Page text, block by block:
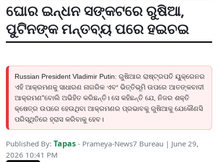
ଘୋର ଇନ୍ଧନ ସଙ୍କଟରେ ରୁଷିଆ,
ପୁଟିନଙ୍କ ମନ୍ତବ୍ୟ ପରେ ହଇଚଇ
Russian President Vladimir Putin: ରୁଷିଆର ରାଷ୍ଟ୍ରପତି ୟୁକ୍ରେନର
ଏହି ଆକ୍ରମଣକୁ ସାଧାରଣ ନାଗରିକ ଏବଂ ଭିତ୍ତିଭୂମି ଉପରେ ଆତଙ୍କବାଦୀ
ଆକ୍ରମଣ"ବୋଲି ଅଭିହିତ କରିଛନ୍ତି। ସେ କହିଛନ୍ତି ଯେ, ନିଜର ଶକ୍ତି
କ୍ଷେତ୍ର ଉପରେ ହେଉଥିବା ଆକ୍ରମଣର ପ୍ରଭାବକୁ ରୁଷିଆକୁ ଯେକୌଣସି
ପରିସ୍ଥିତିରେ ହ୍ରାସ କରିବାକୁ ହେବ।
Published By: Tapas - Prameya-News7 Bureau | June 29,
2026 10:41 PM